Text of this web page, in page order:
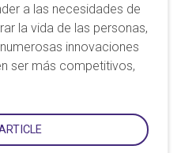
a las necesidades de
la vida de las personas,
innovaciones
ser más competitivos,